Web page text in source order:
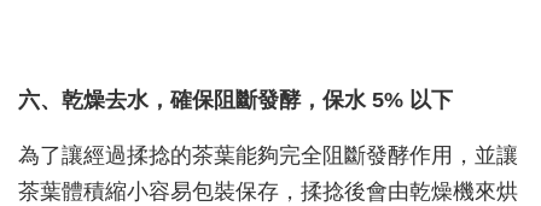
六、乾燥去水，確保阻斷發酵，保水 5% 以下
為了讓經過揉捻的茶葉能夠完全阻斷發酵作用，並讓
茶葉體積縮小容易包裝保存，揉捻後會由乾燥機來烘